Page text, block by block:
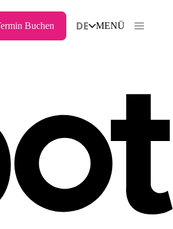
Buchen DE MENÜ